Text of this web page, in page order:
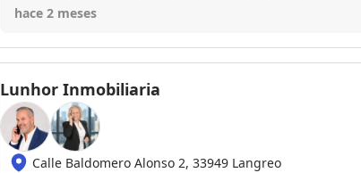
por tenerme al tanto de todo en cada momento y
hace 2 meses
Lunhor Inmobiliaria
Calle Baldomero Alonso 2, 33949 Langreo